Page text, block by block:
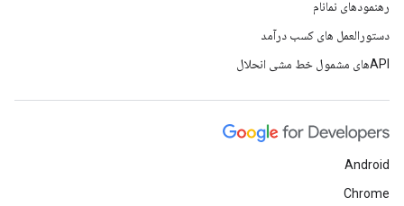
رهنمودهای نمانام
دستورالعمل های کسب درآمد
APIهای مشمول خط مشی انحلال
Android
Chrome